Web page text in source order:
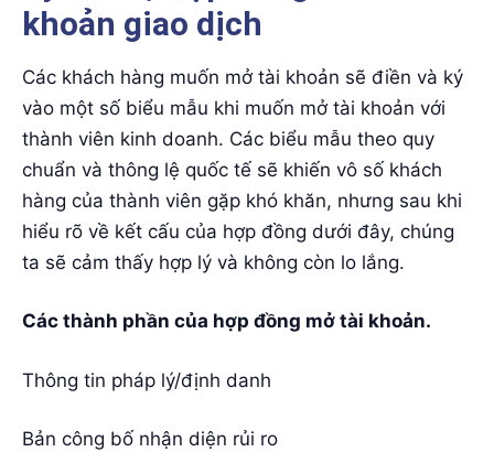
khoản giao dịch
Các khách hàng muốn mở tài khoản sẽ điền và ký
vào một số biểu mẫu khi muốn mở tài khoản với
thành viên kinh doanh. Các biểu mẫu theo quy
chuẩn và thông lệ quốc tế sẽ khiến vô số khách
hàng của thành viên gặp khó khăn, nhưng sau khi
hiểu rõ về kết cấu của hợp đồng dưới đây, chúng
ta sẽ cảm thấy hợp lý và không còn lo lắng.
Các thành phần của hợp đồng mở tài khoản.
Thông tin pháp lý/định danh
Bản công bố nhận diện rủi ro